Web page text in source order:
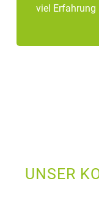
viel Erfahrung
UNSER